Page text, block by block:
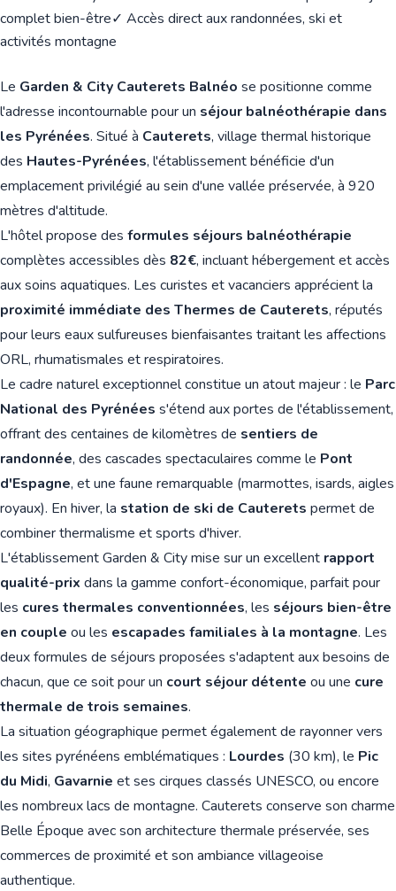
complet bien-être✓ Accès direct aux randonnées, ski et
activités montagne
Le Garden & City Cauterets Balnéo se positionne comme
l'adresse incontournable pour un séjour balnéothérapie dans
les Pyrénées. Situé à Cauterets, village thermal historique
des Hautes-Pyrénées, l'établissement bénéficie d'un
emplacement privilégié au sein d'une vallée préservée, à 920
mètres d'altitude.
L'hôtel propose des formules séjours balnéothérapie
complètes accessibles dès 82€, incluant hébergement et accès
aux soins aquatiques. Les curistes et vacanciers apprécient la
proximité immédiate des Thermes de Cauterets, réputés
pour leurs eaux sulfureuses bienfaisantes traitant les affections
ORL, rhumatismales et respiratoires.
Le cadre naturel exceptionnel constitue un atout majeur : le Parc
National des Pyrénées s'étend aux portes de l'établissement,
offrant des centaines de kilomètres de sentiers de
randonnée, des cascades spectaculaires comme le Pont
d'Espagne, et une faune remarquable (marmottes, isards, aigles
royaux). En hiver, la station de ski de Cauterets permet de
combiner thermalisme et sports d'hiver.
L'établissement Garden & City mise sur un excellent rapport
qualité-prix dans la gamme confort-économique, parfait pour
les cures thermales conventionnées, les séjours bien-être
en couple ou les escapades familiales à la montagne. Les
deux formules de séjours proposées s'adaptent aux besoins de
chacun, que ce soit pour un court séjour détente ou une cure
thermale de trois semaines.
La situation géographique permet également de rayonner vers
les sites pyrénéens emblématiques : Lourdes (30 km), le Pic
du Midi, Gavarnie et ses cirques classés UNESCO, ou encore
les nombreux lacs de montagne. Cauterets conserve son charme
Belle Époque avec son architecture thermale préservée, ses
commerces de proximité et son ambiance villageoise
authentique.